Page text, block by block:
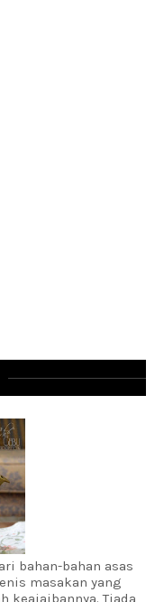
bahan-bahan asas
masakan yang
keajaibannya. Tiada